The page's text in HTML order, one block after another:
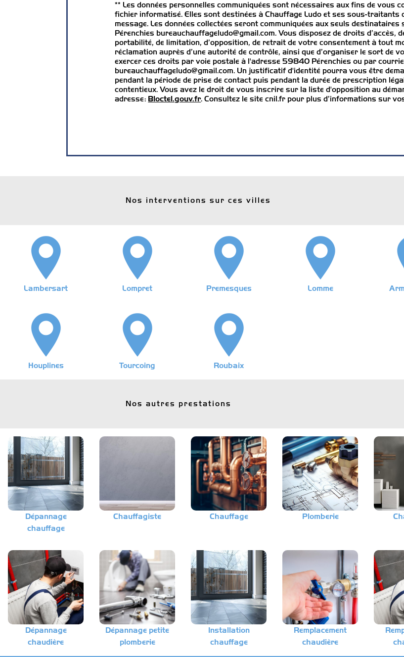
** Les données personnelles communiquées sont nécessaires aux fins de vous
fichier informatisé. Elles sont destinées à Chauffage Ludo et ses sous-traitants
message. Les données collectées seront communiquées aux seuls
Pérenchies bureauchauffageludo@gmail.com. Vous disposez de droits d’accès,
portabilité, de limitation, d’opposition, de retrait de votre consentement à tout
réclamation auprès d’une autorité de contrôle, ainsi que d’organiser le sort de
exercer ces droits par voie postale à l'adresse 59840 Pérenchies ou par
bureauchauffageludo@gmail.com. Un justificatif d'identité pourra vous être
pendant la période de prise de contact puis pendant la durée de prescription
contentieux. Vous avez le droit de vous inscrire sur la liste d'opposition au
adresse: Bloctel.gouv.fr. Consultez le site cnil.fr pour plus d’informations sur
Nos interventions sur ces villes
Lambersart Lompret Premesques Lomme
Houplines Tourcoing Roubaix
Nos autres prestations
Dépannage
chauffage
Chauffagiste Chauffage Plomberie
Dépannage
chaudière
Dépannage petite
plomberie
Installation
chauffage
Remplacement
chaudière